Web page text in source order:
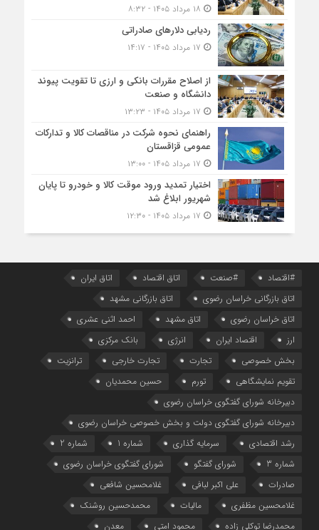
ردیابی دلارهای صادراتی
از اصلاح مقررات بانکی و ارزی تا تقویت پیوند
دانشگاه و صنعت
راهنمای نحوه شرکت در مناقصات کالا و تدارکات
عمومی قزاقستان
اختیار تمدید ورود موقت کالا و خودرو تا پایان
شهریور ابلاغ شد
#اقتصاد #صنعت اتاق اقتصاد
اتاق ایران
اتاق بازرگانی خراسان رضوی
اتاق بازرگانی مشهد
اتاق خراسان رضوی
اتاق مشهد
احمد اثنی عشری
ارز
اقتصاد ایران انرژی
بانک مرکزی
بخش خصوصی
تجارت تجارت خارجی
ترانزیت
تقویم نمایشگاهی
تورم
حسین محمدیان
دبیرخانه شورای گفتگوی خراسان رضوی
دبیرخانه شورای گفتگوی دولت و بخش خصوصی خراسان رضوی
رشد اقتصادی
سرمایه گذاری شماره 1
شماره 2
شماره 3
شورای گفتگو
شورای گفتگوی خراسان رضوی
صادرات
علی اکبر لبافی
غلامحسین شافعی
غلامحسین مظفری
مالیات
محمدحسین روشنک
محمدرضا توکلی زاده
محمود امتی معدن